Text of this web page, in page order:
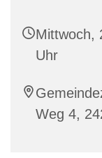
Mittwoch,
Uhr
Weg 4,